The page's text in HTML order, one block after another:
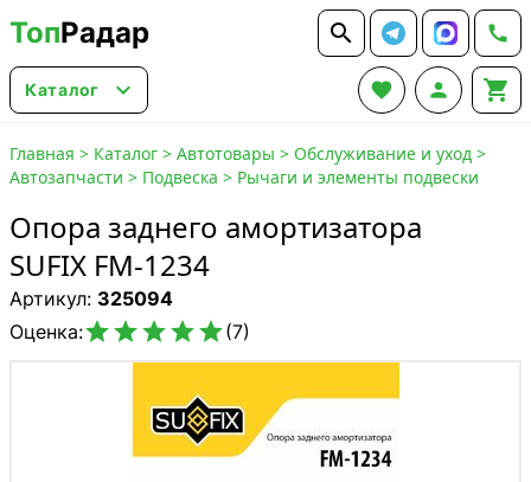
ТопРадар  
Каталог    
Главная > Каталог > Автотовары > Обслуживание и уход >
Автозапчасти > Подвеска > Рычаги и элементы подвески
Опора заднего амортизатора
SUFIX FM-1234
Артикул: 325094
Оценка:(7)